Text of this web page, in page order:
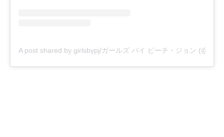
A post shared by girlsbypj/ガールズ バイ ピーチ・ジョン